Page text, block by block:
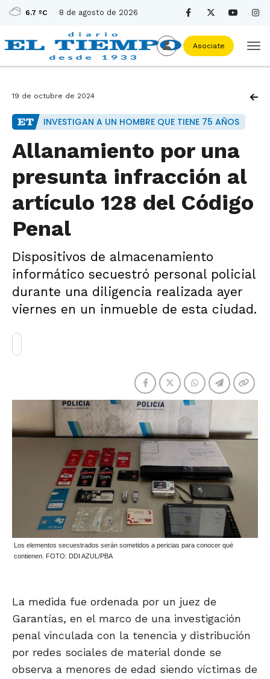
6.7 ºC 8 de agosto de 2026
Asociate
19 de octubre de 2024
INVESTIGAN A UN HOMBRE QUE TIENE 75 AÑOS
Allanamiento por una
presunta infracción al
artículo 128 del Código
Penal
Dispositivos de almacenamiento
informático secuestró personal policial
durante una diligencia realizada ayer
viernes en un inmueble de esta ciudad.
Los elementos secuestrados serán sometidos a pericias para conocer qué
contienen. FOTO: DDI AZUL/PBA
La medida fue ordenada por un juez de
Garantías, en el marco de una investigación
penal vinculada con la tenencia y distribución
por redes sociales de material donde se
observa a menores de edad siendo víctimas de